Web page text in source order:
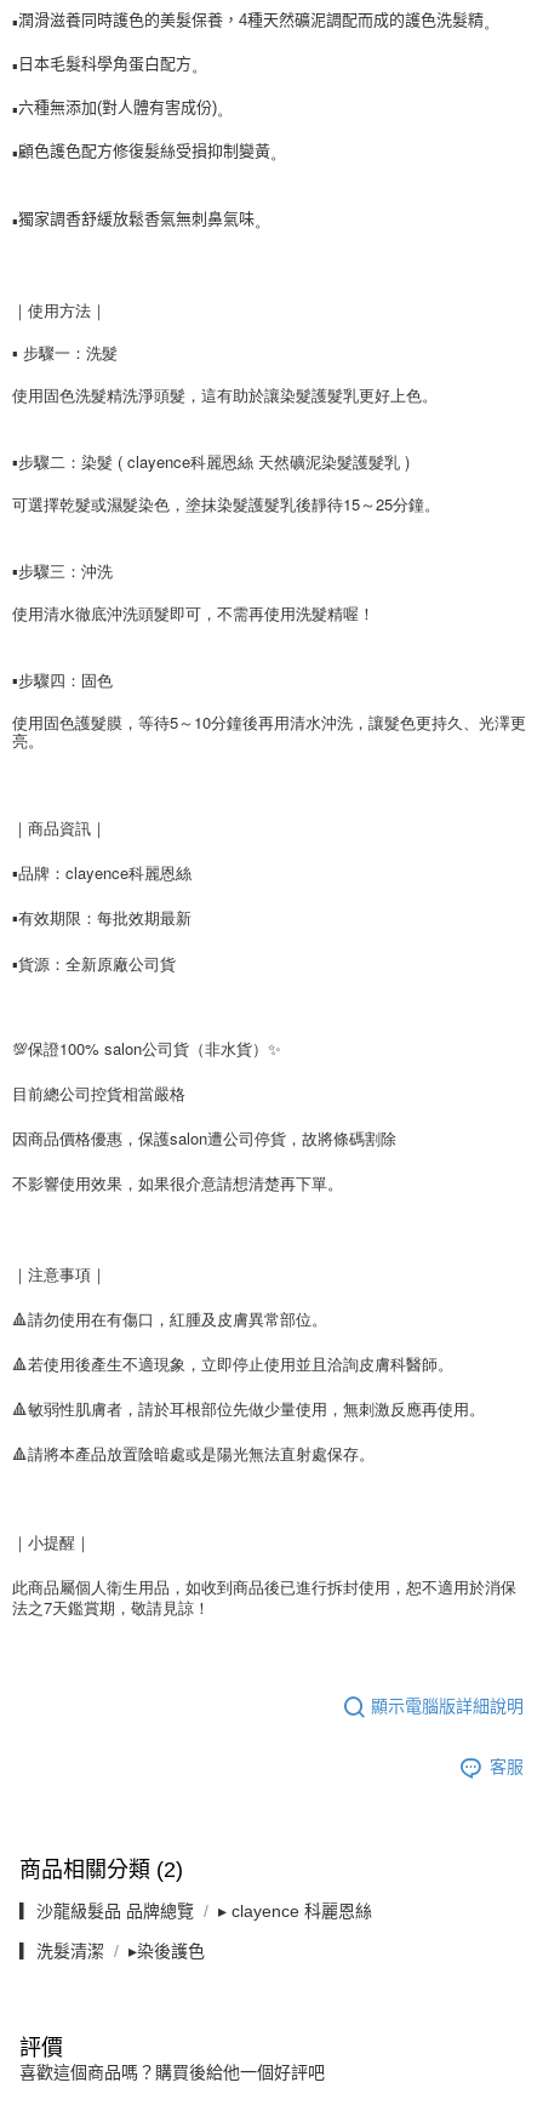
結帳頁面，進行簡訊認證並確認金額後，即可完成結帳。
３．收到繳費通知簡訊後14天內，點擊此簡訊中的連結，可透過四大超商／
※ 請注意：結帳手續完成當下不需立刻繳費，但若您需要取消訂單，請聯絡
後付繳納相關費用。
客戶支援中心」https://netprotections.freshdesk.com/support/home
易，需依本服務之必要範圍內提供個人資料，並將交易相關給付款項請求債
２．關於個人資料處理事宜，請瀏覽以下網址：
３．未成年的使用者請事先徵得法定代理人或監護人之同意方可使用
４．使用「AFTEE先享後付」時，將依據個別帳號之用戶狀況，依本公司即
請求用戶進行身份認證。
付款後全家取貨
每筆NT$90，滿NT$999(含以上)免運費
7-11取貨付款
每筆NT$90，滿NT$999(含以上)免運費
每筆NT$90，滿NT$999(含以上)免運費
▪️潤滑滋養同時護色的美髮保養，4種天然礦泥調配而成的護色洗髮精。
▪️ 日本毛髮科學角蛋白配方。
▪️六種無添加(對人體有害成份)。
▪️顧色護色配方修復髮絲受損抑制變黃。
▪️獨家調香舒緩放鬆香氣無刺鼻氣味。
｜使用方法｜
▪️ 步驟一：洗髮
使用固色洗髮精洗淨頭髮，這有助於讓染髮護髮乳更好上色。
▪️步驟二：染髮 ( clayence科麗恩絲 天然礦泥染髮護髮乳 )
可選擇乾髮或濕髮染色，塗抹染髮護髮乳後靜待15～25分鐘。
▪️步驟三：沖洗
使用清水徹底沖洗頭髮即可，不需再使用洗髮精喔！
▪️步驟四：固色
使用固色護髮膜，等待5～10分鐘後再用清水沖洗，讓髮色更持久、光澤更
亮。
｜商品資訊｜
▪️品牌： clayence科麗恩絲
▪️有效期限：每批效期最新
▪️貨源：全新原廠公司貨
💯保證100% salon公司貨（非水貨）✨
目前總公司控貨相當嚴格
因商品價格優惠 ， 保護salon遭公司停貨 ， 故將條碼割除
不影響使用效果，如果很介意請想清楚再下單。
｜注意事項｜
🔺請勿使用在有傷口，紅腫及皮膚異常部位。
🔺若使用後產生不適現象，立即停止使用並且洽詢皮膚科醫師。
🔺敏弱性肌膚者 ， 請於耳根部位先做少量使用 ， 無刺激反應再使用。
🔺請將本產品放置陰暗處或是陽光無法直射處保存。
｜小提醒｜
此商品屬個人衛生用品，如收到商品後已進行拆封使用，恕不適用於消保
法之7天鑑賞期，敬請見諒！
顯示電腦版詳細說明
客服
商品相關分類 (2)
▎沙龍級髮品 品牌總覽 ▸ clayence 科麗恩絲
▎洗髮清潔 ▸染後護色
評價
喜歡這個商品嗎？購買後給他一個好評吧